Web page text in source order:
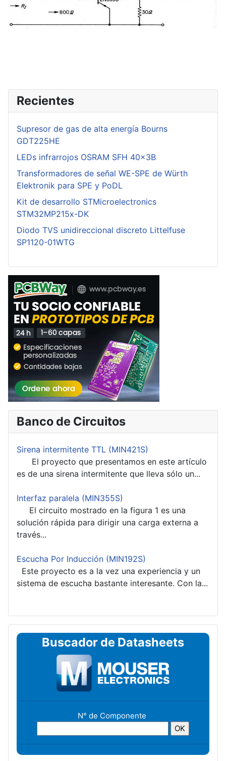
Recientes
Supresor de gas de alta energía Bourns
GDT225HE
LEDs infrarrojos OSRAM SFH 40x3B
Transformadores de señal WE-SPE de Würth
Elektronik para SPE y PoDL
Kit de desarrollo STMicroelectronics
STM32MP215x-DK
Diodo TVS unidireccional discreto Littelfuse
SP1120-01WTG
Banco de Circuitos
Sirena intermitente TTL (MIN421S)
El proyecto que presentamos en este artículo
es de una sirena intermitente que lleva sólo un...
Interfaz paralela (MIN355S)
El circuito mostrado en la figura 1 es una
solución rápida para dirigir una carga externa a
través...
Escucha Por Inducción (MIN192S)
Este proyecto es a la vez una experiencia y un
sistema de escucha bastante interesante. Con la...
Buscador de Datasheets
N° de Componente